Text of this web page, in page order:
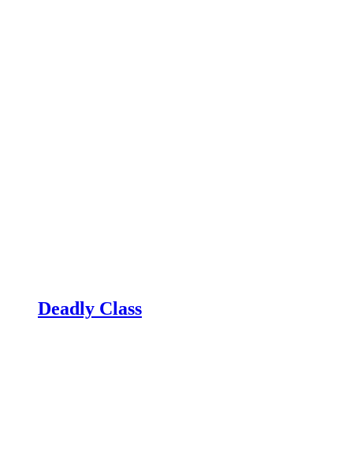
Deadly Class